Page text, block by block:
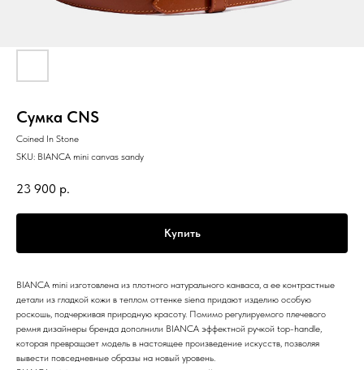
Сумка CNS
Coined In Stone
SKU: BIANCA mini canvas sandy
23 900 р.
Купить
BIANCA mini изготовлена из плотного натурального канваса, а ее контрастные
детали из гладкой кожи в теплом оттенке siena придают изделию особую
роскошь, подчеркивая природную красоту. Помимо регулируемого плечевого
ремня дизайнеры бренда дополнили BIANCA эффектной ручкой top-handle,
которая превращает модель в настоящее произведение искусств, позволяя
вывести повседневные образы на новый уровень.